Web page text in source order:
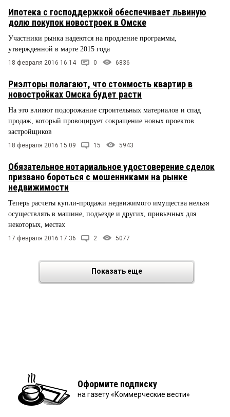
Ипотека с господдержкой обеспечивает львиную
долю покупок новостроек в Омске
Участники рынка надеются на продление программы,
утвержденной в марте 2015 года
18 февраля 2016 16:14 0 6836
Риэлторы полагают, что стоимость квартир в
новостройках Омска будет расти
На это влияют подорожание строительных материалов и спад
продаж, который провоцирует сокращение новых проектов
застройщиков
18 февраля 2016 15:09 15 5943
Обязательное нотариальное удостоверение сделок
призвано бороться с мошенниками на рынке
недвижимости
Теперь расчеты купли-продажи недвижимого имущества нельзя
осуществлять в машине, подъезде и других, привычных для
некоторых, местах
17 февраля 2016 17:36 2 5077
Показать еще
Оформите подписку
на газету «Коммерческие вести»